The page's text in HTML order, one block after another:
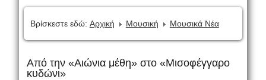
Βρίσκεστε εδώ: Αρχική Μουσική Μουσικά Νέα
Από την «Αιώνια μέθη» στο «Μισοφέγγαρο
κυδώνι»